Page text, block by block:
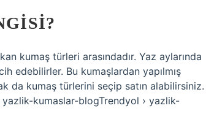
kumaş türleri arasındadır. Yaz aylarında
edebilirler. Bu kumaşlardan yapılmış
da kumaş türlerini seçip satın alabilirsiniz.
yazlik-kumaslar-blogTrendyol › yazlik-